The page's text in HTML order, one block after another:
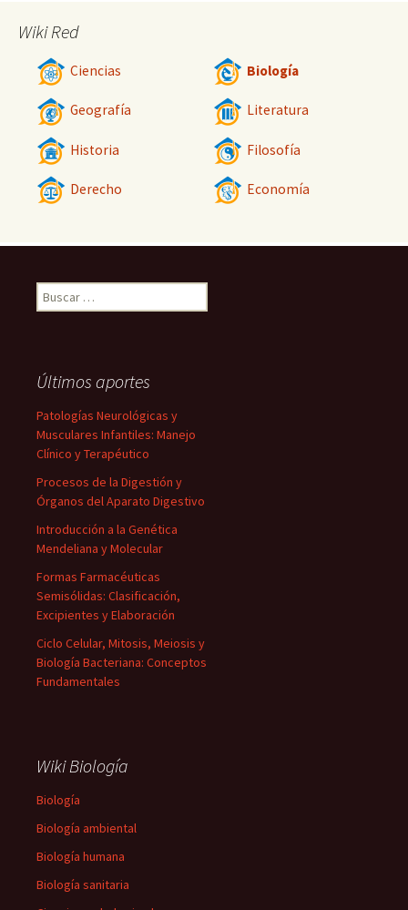
Wiki Red
Ciencias Biología
Geografía Literatura
Historia Filosofía
Derecho Economía
Buscar:
Últimos aportes
Patologías Neurológicas y
Musculares Infantiles: Manejo
Clínico y Terapéutico
Procesos de la Digestión y
Órganos del Aparato Digestivo
Introducción a la Genética
Mendeliana y Molecular
Formas Farmacéuticas
Semisólidas: Clasificación,
Excipientes y Elaboración
Ciclo Celular, Mitosis, Meiosis y
Biología Bacteriana: Conceptos
Fundamentales
Wiki Biología
Biología
Biología ambiental
Biología humana
Biología sanitaria